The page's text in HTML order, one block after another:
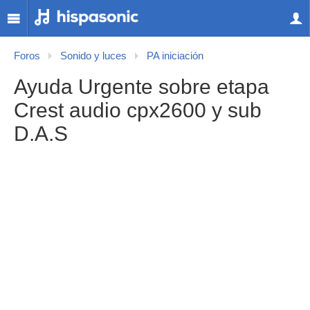
Foros Sonido y luces PA iniciación
Ayuda Urgente sobre etapa
Crest audio cpx2600 y sub
D.A.S